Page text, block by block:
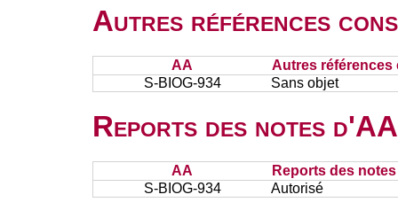
Autres références
AA
Autres références
S-BIOG-934
Sans objet
Reports des notes
AA
Reports des
S-BIOG-934
Autorisé